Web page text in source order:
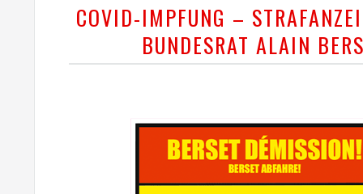
COVID-IMPFUNG –
BUNDESRAT ALAIN